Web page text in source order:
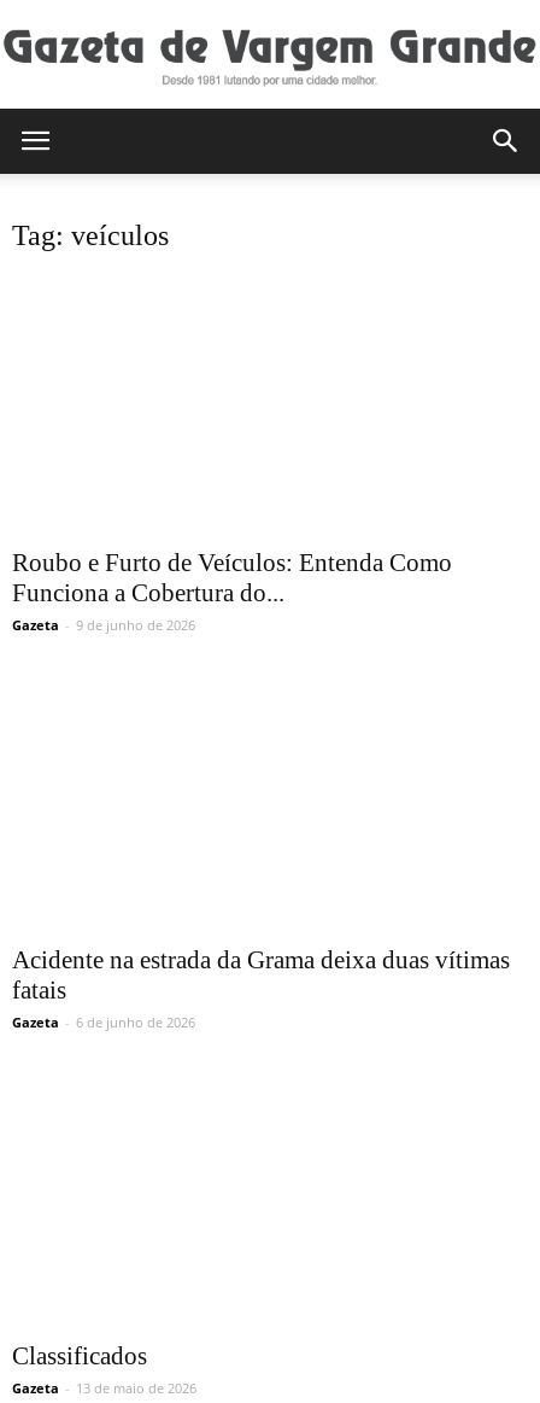
Tag: veículos
Roubo e Furto de Veículos: Entenda Como
Funciona a Cobertura do...
Gazeta - 9 de junho de 2026
Acidente na estrada da Grama deixa duas vítimas
fatais
Gazeta - 6 de junho de 2026
Classificados
Gazeta - 13 de maio de 2026